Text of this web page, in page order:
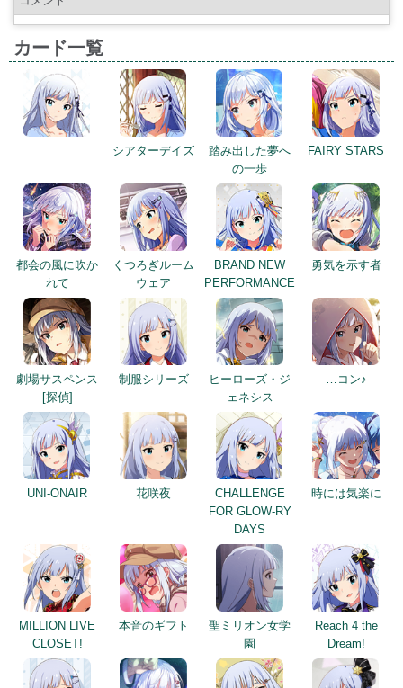
カード一覧
シアターデイズ
踏み出した夢へ
の一歩
FAIRY STARS
都会の風に吹か
れて
くつろぎルーム
ウェア
BRAND NEW
PERFORMANCE
勇気を示す者
劇場サスペンス
[探偵]
制服シリーズ
ヒーローズ・ジ
ェネシス
…コン♪
UNI-ONAIR 花咲夜
CHALLENGE
FOR GLOW-RY
DAYS
時には気楽に
MILLION LIVE
CLOSET!
本音のギフト
聖ミリオン女学
園
Reach 4 the
Dream!